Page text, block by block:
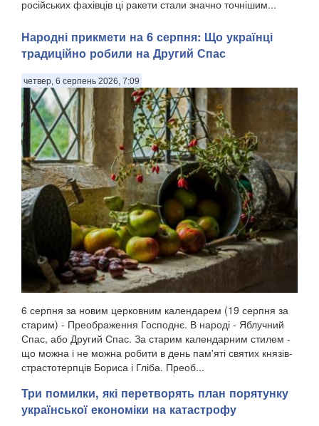
російських фахівців ці ракети стали значно точнішим...
Народні прикмети на 6 серпня: Що українці
традиційно робили на Другий Спас
четвер, 6 серпень 2026, 7:09
6 серпня за новим церковним календарем (19 серпня за
старим) - Преображення Господнє. В народі - Яблучний
Спас, або Другий Спас. За старим календарним стилем -
що можна і не можна робити в день пам'яті святих князів-
страстотерпців Бориса і Гліба. Преоб...
Три помилки, які перетворять план порятунку
української економіки на катастрофу